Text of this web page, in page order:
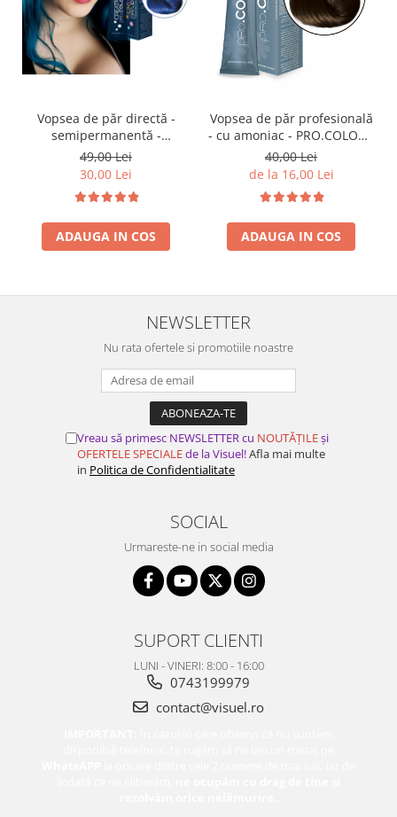
Vopsea de păr directă -
semipermanentă -
CREATIVITY - PROCO - 100
ml - ALBASTRU
49,00 Lei
30,00 Lei
ADAUGA IN COS
Vopsea de păr profesională
- cu amoniac - PRO.COLOR -
PROCO - 100 ml - 4/0
CASTANIU NATURAL
40,00 Lei
de la 16,00 Lei
ADAUGA IN COS
NEWSLETTER
Nu rata ofertele si promotiile noastre
Vreau să primesc NEWSLETTER cu NOUTĂȚILEși
OFERTELE SPECIALEde la Visuel!Afla mai multe
in Politica de Confidentialitate
SOCIAL
Urmareste-ne in social media
SUPORT CLIENTI
LUNI - VINERI: 8:00 - 16:00
0743199979
contact@visuel.ro